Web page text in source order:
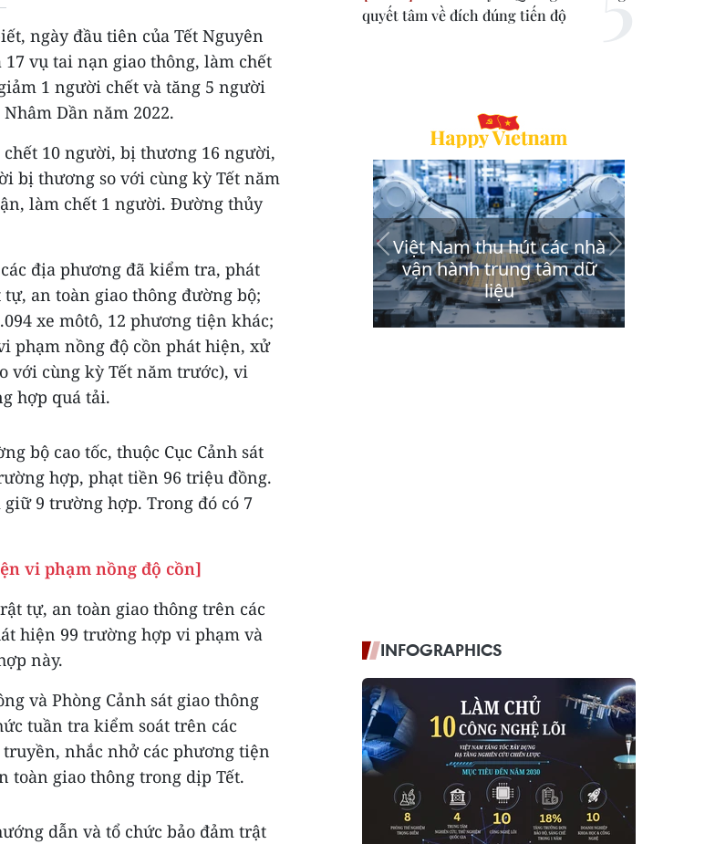
ngày đầu tiên của Tết Nguyên
vụ tai nạn giao thông, làm chết
1 người chết và tăng 5 người
Dần năm 2022.
10 người, bị thương 16 người,
bị thương so với cùng kỳ Tết năm
làm chết 1 người. Đường thủy
địa phương đã kiểm tra, phát
an toàn giao thông đường bộ;
xe môtô, 12 phương tiện khác;
phạm nồng độ cồn phát hiện, xử
với cùng kỳ Tết năm trước), vi
hợp quá tải.
bộ cao tốc, thuộc Cục Cảnh sát
hợp, phạt tiền 96 triệu đồng.
9 trường hợp. Trong đó có 7
vi phạm nồng độ cồn]
tự, an toàn giao thông trên các
hiện 99 trường hợp vi phạm và
này.
và Phòng Cảnh sát giao thông
tuần tra kiểm soát trên các
nhắc nhở các phương tiện
toàn giao thông trong dịp Tết.
dẫn và tổ chức bảo đảm trật
quyết tâm về đích đúng tiến độ
INFOGRAPHICS